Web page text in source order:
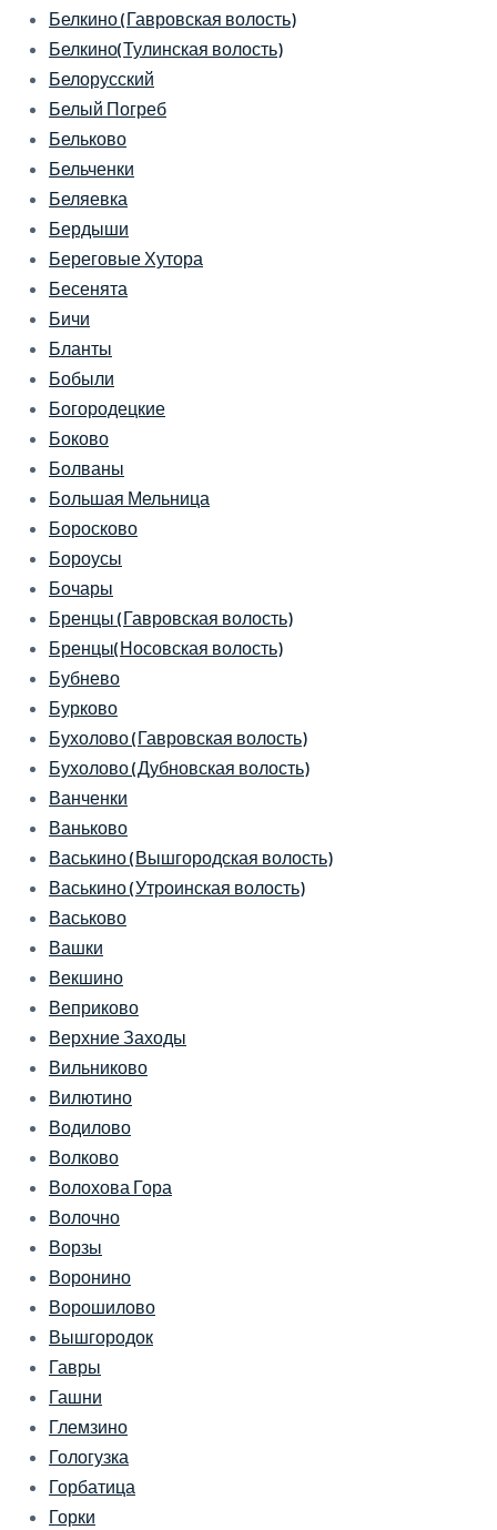
Белкино (Гавровская волость)
Белкино(Тулинская волость)
Белорусский
Белый Погреб
Бельково
Бельченки
Беляевка
Бердыши
Береговые Хутора
Бесенята
Бичи
Бланты
Бобыли
Богородецкие
Боково
Болваны
Большая Мельница
Боросково
Бороусы
Бочары
Бренцы (Гавровская волость)
Бренцы(Носовская волость)
Бубнево
Бурково
Бухолово (Гавровская волость)
Бухолово (Дубновская волость)
Ванченки
Ваньково
Васькино (Вышгородская волость)
Васькино (Утроинская волость)
Васьково
Вашки
Векшино
Веприково
Верхние Заходы
Вильниково
Вилютино
Водилово
Волково
Волохова Гора
Волочно
Ворзы
Воронино
Ворошилово
Вышгородок
Гавры
Гашни
Глемзино
Гологузка
Горбатица
Горки